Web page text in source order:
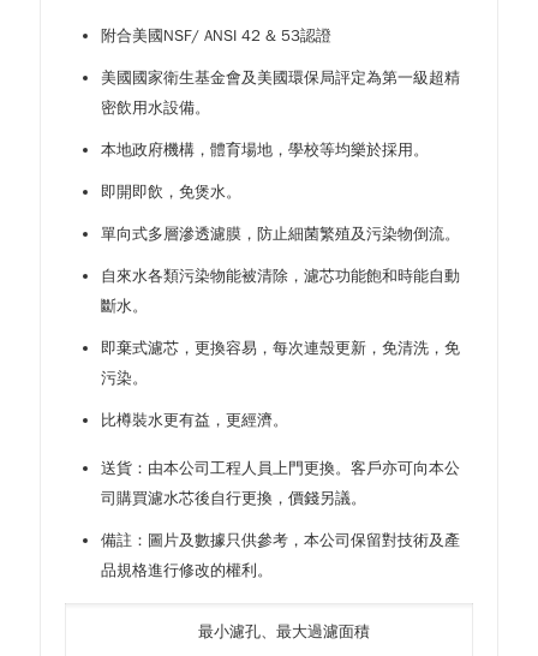
附合美國NSF/ ANSI 42 & 53認證
美國國家衛生基金會及美國環保局評定為第一級超精
密飲用水設備。
本地政府機構，體育場地，學校等均樂於採用。
即開即飲，免煲水。
單向式多層滲透濾膜，防止細菌繁殖及污染物倒流。
自來水各類污染物能被清除，濾芯功能飽和時能自動
斷水。
即棄式濾芯，更換容易，每次連殼更新，免清洗，免
污染。
比樽裝水更有益，更經濟。
送貨：由本公司工程人員上門更換。客戶亦可向本公
司購買濾水芯後自行更換，價錢另議。
備註：圖片及數據只供參考，本公司保留對技術及產
品規格進行修改的權利。
最小濾孔、最大過濾面積